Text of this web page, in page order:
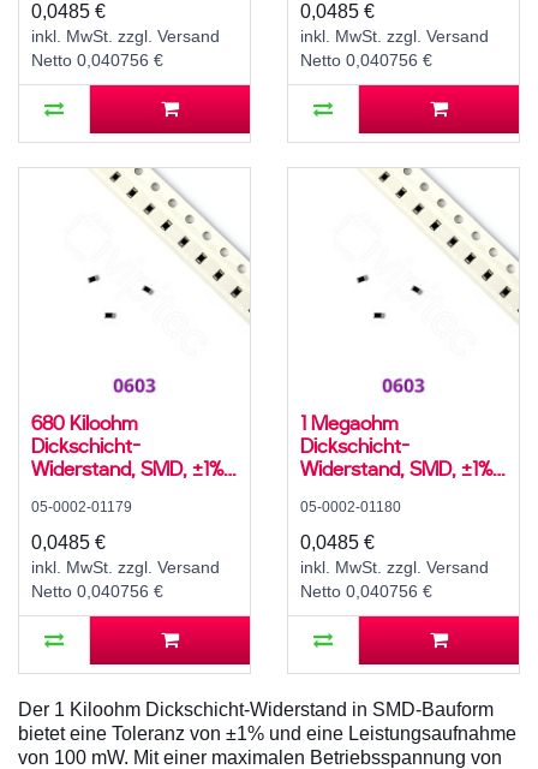
0,0485 €
inkl. MwSt. zzgl. Versand
Netto 0,040756 €
0,0485 €
inkl. MwSt. zzgl. Versand
Netto 0,040756 €
680 Kiloohm
Dickschicht-
Widerstand, SMD, ±1%,
°C, 0603
05-0002-01179
0,0485 €
inkl. MwSt. zzgl. Versand
Netto 0,040756 €
1 Megaohm
Dickschicht-
Widerstand, SMD, ±1%,
°C, 0603
05-0002-01180
0,0485 €
inkl. MwSt. zzgl. Versand
Netto 0,040756 €
Der 1 Kiloohm Dickschicht-Widerstand in SMD-Bauform
bietet eine Toleranz von ±1% und eine Leistungsaufnahme
von 100 mW. Mit einer maximalen Betriebsspannung von